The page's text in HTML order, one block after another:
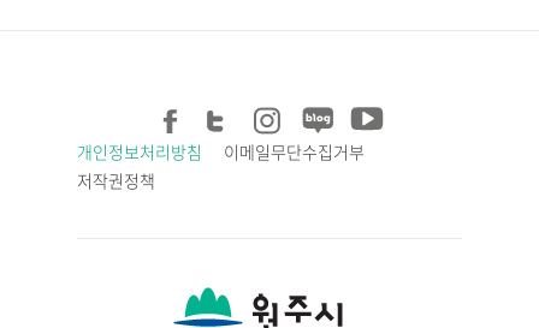
개인정보처리방침
이메일무단수집거부
저작권정책